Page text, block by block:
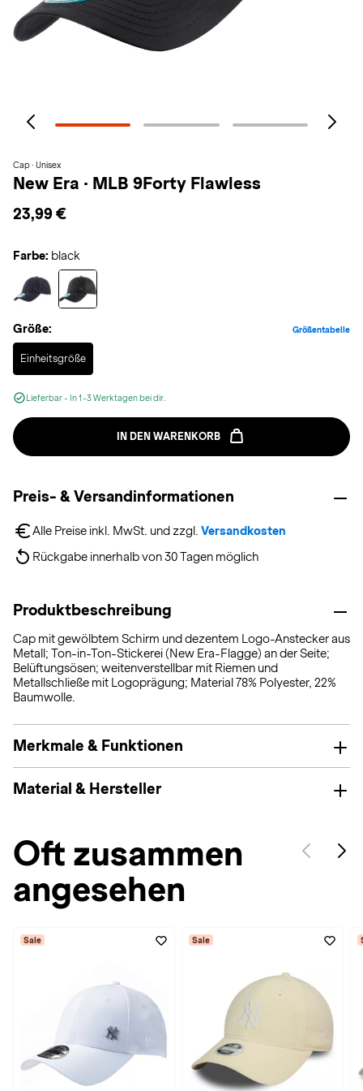
Cap · Unisex
New Era · MLB 9Forty Flawless
23,99 €
Farbe: black
Größe: Größentabelle
Einheitsgröße
Selected
Lieferbar - In 1-3 Werktagen bei dir.
IN DEN WARENKORB
Preis- & Versandinformationen
Alle Preise inkl. MwSt. und zzgl. Versandkosten
Rückgabe innerhalb von 30 Tagen möglich
Produktbeschreibung
Cap mit gewölbtem Schirm und dezentem Logo-Anstecker aus
Metall; Ton-in-Ton-Stickerei (New Era-Flagge) an der Seite;
Belüftungsösen; weitenverstellbar mit Riemen und
Metallschließe mit Logoprägung; Material 78% Polyester, 22%
Baumwolle.
Merkmale & Funktionen
Material & Hersteller
Oft zusammen
angesehen
Sale Sale